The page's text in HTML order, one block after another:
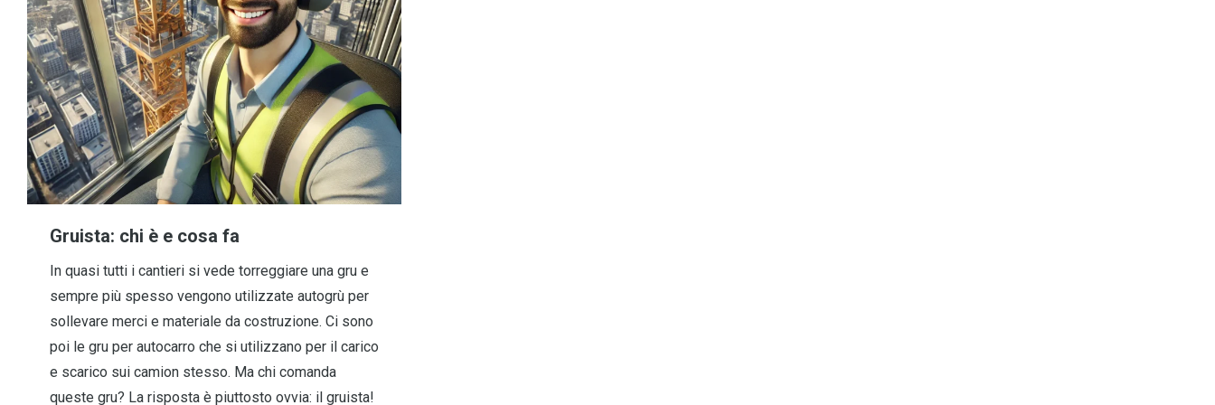
Gruista: chi è e cosa fa
In quasi tutti i cantieri si vede torreggiare una gru e
sempre più spesso vengono utilizzate autogrù per
sollevare merci e materiale da costruzione. Ci sono
poi le gru per autocarro che si utilizzano per il carico
e scarico sui camion stesso. Ma chi comanda
queste gru? La risposta è piuttosto ovvia: il gruista!